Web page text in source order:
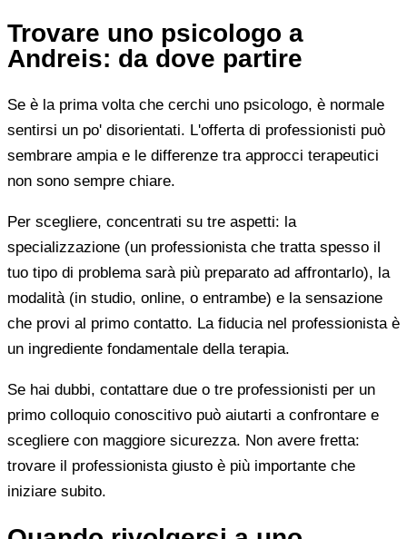
Trovare uno psicologo a
Andreis: da dove partire
Se è la prima volta che cerchi uno psicologo, è normale
sentirsi un po' disorientati. L'offerta di professionisti può
sembrare ampia e le differenze tra approcci terapeutici
non sono sempre chiare.
Per scegliere, concentrati su tre aspetti: la
specializzazione (un professionista che tratta spesso il
tuo tipo di problema sarà più preparato ad affrontarlo), la
modalità (in studio, online, o entrambe) e la sensazione
che provi al primo contatto. La fiducia nel professionista è
un ingrediente fondamentale della terapia.
Se hai dubbi, contattare due o tre professionisti per un
primo colloquio conoscitivo può aiutarti a confrontare e
scegliere con maggiore sicurezza. Non avere fretta:
trovare il professionista giusto è più importante che
iniziare subito.